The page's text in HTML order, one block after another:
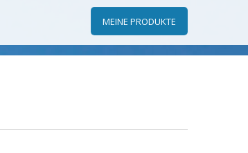
MEINE PRODUKTE